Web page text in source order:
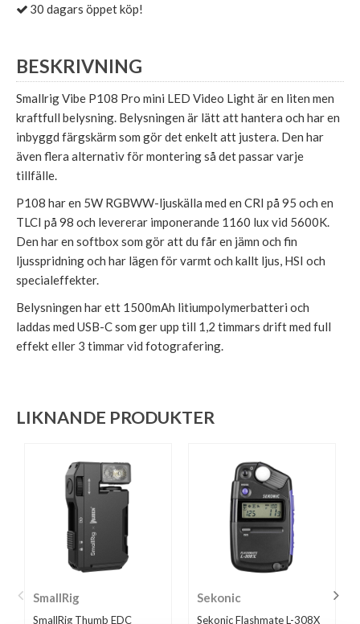
30 dagars öppet köp!
BESKRIVNING
Smallrig Vibe P108 Pro mini LED Video Light är en liten men
kraftfull belysning. Belysningen är lätt att hantera och har en
inbyggd färgskärm som gör det enkelt att justera. Den har
även flera alternativ för montering så det passar varje
tillfälle.
P108 har en 5W RGBWW-ljuskälla med en CRI på 95 och en
TLCI på 98 och levererar imponerande 1160 lux vid 5600K.
Den har en softbox som gör att du får en jämn och fin
ljusspridning och har lägen för varmt och kallt ljus, HSI och
specialeffekter.
Belysningen har ett 1500mAh litiumpolymerbatteri och
laddas med USB-C som ger upp till 1,2 timmars drift med full
effekt eller 3 timmar vid fotografering.
LIKNANDE PRODUKTER
SmallRig
SmallRig Thumb EDC
Sekonic
Sekonic Flashmate L-308X